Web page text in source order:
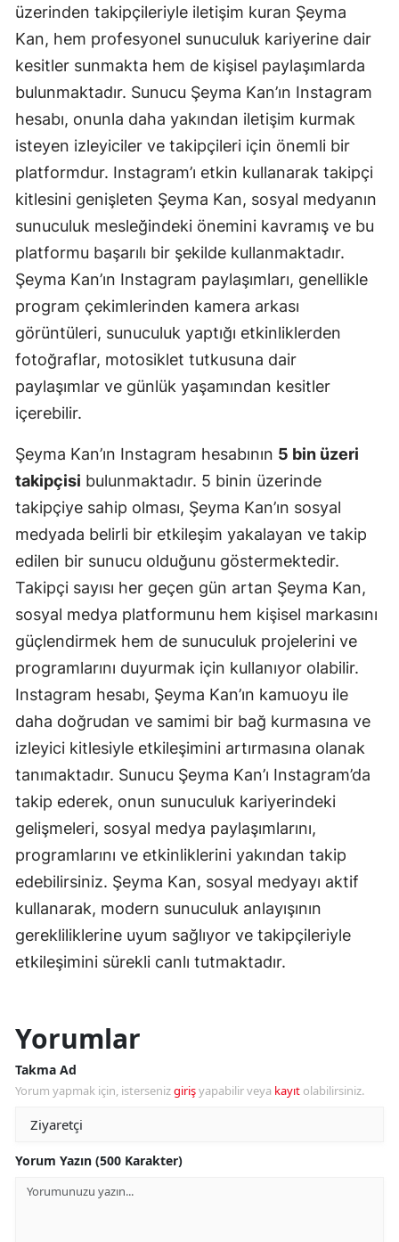
üzerinden takipçileriyle iletişim kuran Şeyma
Kan, hem profesyonel sunuculuk kariyerine dair
kesitler sunmakta hem de kişisel paylaşımlarda
bulunmaktadır. Sunucu Şeyma Kan’ın Instagram
hesabı, onunla daha yakından iletişim kurmak
isteyen izleyiciler ve takipçileri için önemli bir
platformdur. Instagram’ı etkin kullanarak takipçi
kitlesini genişleten Şeyma Kan, sosyal medyanın
sunuculuk mesleğindeki önemini kavramış ve bu
platformu başarılı bir şekilde kullanmaktadır.
Şeyma Kan’ın Instagram paylaşımları, genellikle
program çekimlerinden kamera arkası
görüntüleri, sunuculuk yaptığı etkinliklerden
fotoğraflar, motosiklet tutkusuna dair
paylaşımlar ve günlük yaşamından kesitler
içerebilir.
Şeyma Kan’ın Instagram hesabının 5 bin üzeri
takipçisi bulunmaktadır. 5 binin üzerinde
takipçiye sahip olması, Şeyma Kan’ın sosyal
medyada belirli bir etkileşim yakalayan ve takip
edilen bir sunucu olduğunu göstermektedir.
Takipçi sayısı her geçen gün artan Şeyma Kan,
sosyal medya platformunu hem kişisel markasını
güçlendirmek hem de sunuculuk projelerini ve
programlarını duyurmak için kullanıyor olabilir.
Instagram hesabı, Şeyma Kan’ın kamuoyu ile
daha doğrudan ve samimi bir bağ kurmasına ve
izleyici kitlesiyle etkileşimini artırmasına olanak
tanımaktadır. Sunucu Şeyma Kan’ı Instagram’da
takip ederek, onun sunuculuk kariyerindeki
gelişmeleri, sosyal medya paylaşımlarını,
programlarını ve etkinliklerini yakından takip
edebilirsiniz. Şeyma Kan, sosyal medyayı aktif
kullanarak, modern sunuculuk anlayışının
gerekliliklerine uyum sağlıyor ve takipçileriyle
etkileşimini sürekli canlı tutmaktadır.
Yorumlar
Takma Ad
Yorum yapmak için, istersenizgirişyapabilir veya kayıt olabilirsiniz.
Yorum Yazın (500 Karakter)